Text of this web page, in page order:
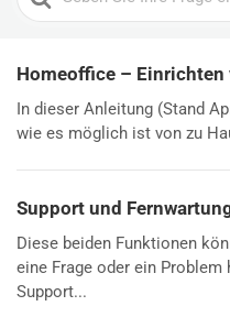
For
Homeoffice – Einrichten
In dieser Anleitung (Stand
wie es möglich ist von zu
Support und
Diese beiden Funktionen
eine Frage oder ein
Support...